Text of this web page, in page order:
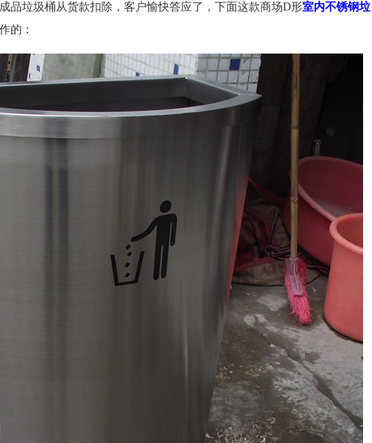
品垃圾桶从货款扣除，客户愉快答应了，下面这款商场D形室内不锈钢垃
的：